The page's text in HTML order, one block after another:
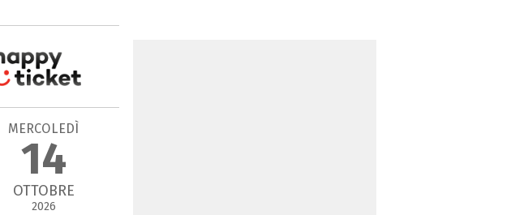
MERCOLEDÌ
14
OTTOBRE
2026